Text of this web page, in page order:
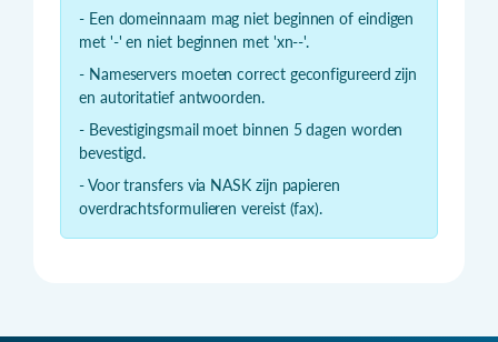
- Een domeinnaam mag niet beginnen of eindigen
met '-' en niet beginnen met 'xn--'.
- Nameservers moeten correct geconfigureerd zijn
en autoritatief antwoorden.
- Bevestigingsmail moet binnen 5 dagen worden
bevestigd.
- Voor transfers via NASK zijn papieren
overdrachtsformulieren vereist (fax).